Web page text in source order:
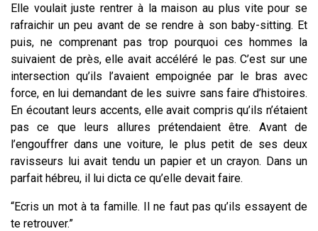
Elle voulait juste rentrer à la maison au plus vite pour se
rafraichir un peu avant de se rendre à son baby-sitting. Et
puis, ne comprenant pas trop pourquoi ces hommes la
suivaient de près, elle avait accéléré le pas. C’est sur une
intersection qu’ils l’avaient empoignée par le bras avec
force, en lui demandant de les suivre sans faire d’histoires.
En écoutant leurs accents, elle avait compris qu’ils n’étaient
pas ce que leurs allures prétendaient être. Avant de
l’engouffrer dans une voiture, le plus petit de ses deux
ravisseurs lui avait tendu un papier et un crayon. Dans un
parfait hébreu, il lui dicta ce qu’elle devait faire.
“Ecris un mot à ta famille. Il ne faut pas qu’ils essayent de
te retrouver.”